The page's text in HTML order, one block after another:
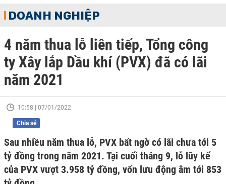
DOANH NGHIỆP
4 năm thua lỗ liên tiếp, Tổng công
ty Xây lắp Dầu khí (PVX) đã có lãi
năm 2021
10:58 | 07/01/2022
Chia sẻ
Sau nhiều năm thua lỗ, PVX bất ngờ có lãi chưa tới 5
tỷ đồng trong năm 2021. Tại cuối tháng 9, lỗ lũy kế
của PVX vượt 3.958 tỷ đồng, vốn lưu động âm tới 853